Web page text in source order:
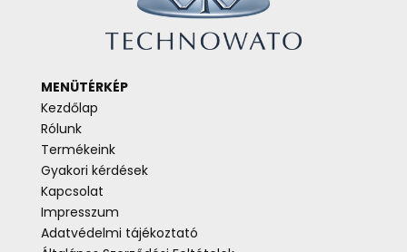
MENÜTÉRKÉP
Kezdőlap
Rólunk
Termékeink
Gyakori kérdések
Kapcsolat
Impresszum
Adatvédelmi tájékoztató